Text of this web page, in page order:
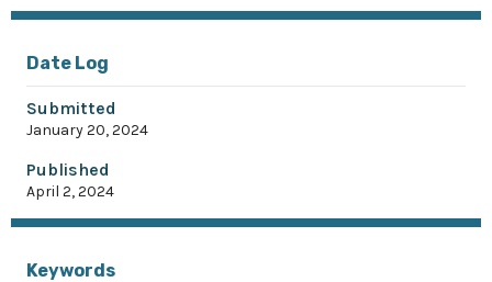
Date Log
Submitted
January 20, 2024
Published
April 2, 2024
Keywords